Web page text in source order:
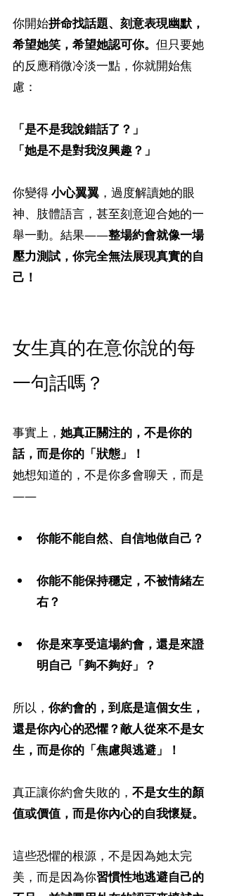
你開始拼命找話題、刻意表現幽默，
希望她笑，希望她認可你。 但只要她
的反應稍微冷淡一點，你就開始焦
慮：
「是不是我說錯話了？」
「她是不是對我沒興趣？」
你變得 小心翼翼 ，過度解讀她的眼
神、肢體語言，甚至刻意迎合她的一
舉一動。結果——整場約會就像一場
壓力測試，你完全無法展現真實的自
己！
女生真的在意你說的每
一句話嗎？
事實上， 她真正關注的，不是你的
話，而是你的「狀態」！
她想知道的，不是你多會聊天，而是
——
你能不能自然、自信地做自己？
你能不能保持穩定，不被情緒左
右？
你是來享受這場約會，還是來證
明自己「夠不夠好」？
所以，你約會的，到底是這個女生，
還是你內心的恐懼？敵人從來不是女
生，而是你的「焦慮與逃避」！
真正讓你約會失敗的， 不是女生的顏
值或價值，而是你內心的自我懷疑。
這些恐懼的根源，不是因為她太完
美，而是因為你習慣性地逃避自己的